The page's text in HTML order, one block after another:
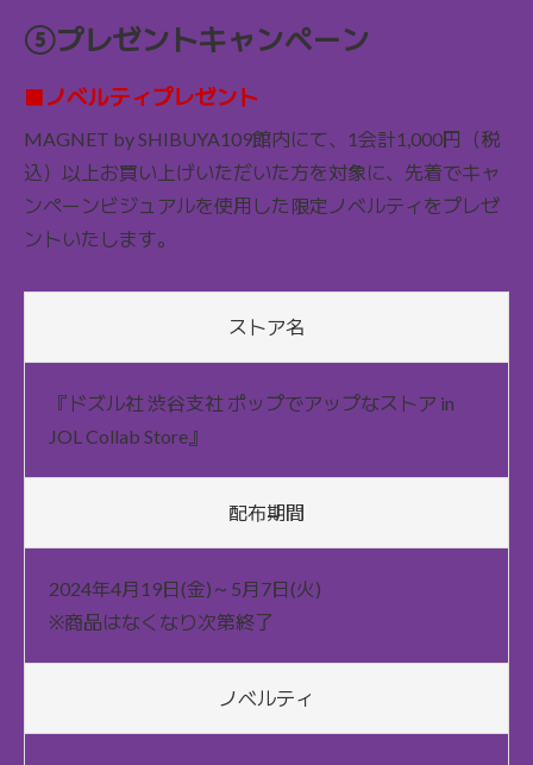
⑤プレゼントキャンペーン
■ノベルティプレゼント
MAGNET by SHIBUYA109館内にて、1会計1,000円（税
込）以上お買い上げいただいた方を対象に、先着でキャ
ンペーンビジュアルを使用した限定ノベルティをプレゼ
ントいたします。
ストア名
『ドズル社 渋谷支社 ポップでアップなストア in
JOL Collab Store』
配布期間
2024年4月19日(金)～5月7日(火)
※商品はなくなり次第終了
ノベルティ